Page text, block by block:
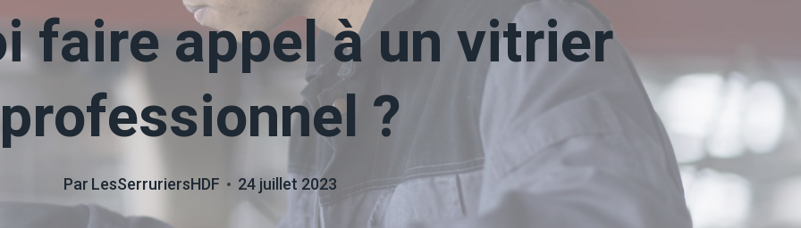
faire appel à un vitrier
professionnel ?
Par LesSerruriersHDF 24 juillet 2023